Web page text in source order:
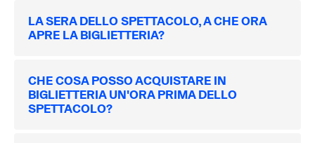
LA SERA DELLO SPETTACOLO, A CHE ORA
APRE LA BIGLIETTERIA?
CHE COSA POSSO ACQUISTARE IN
BIGLIETTERIA UN'ORA PRIMA DELLO
SPETTACOLO?